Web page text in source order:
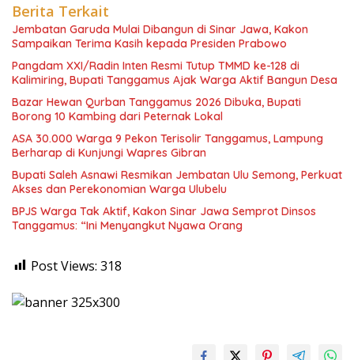
Berita Terkait
Jembatan Garuda Mulai Dibangun di Sinar Jawa, Kakon
Sampaikan Terima Kasih kepada Presiden Prabowo
Pangdam XXI/Radin Inten Resmi Tutup TMMD ke-128 di
Kalimiring, Bupati Tanggamus Ajak Warga Aktif Bangun Desa
Bazar Hewan Qurban Tanggamus 2026 Dibuka, Bupati
Borong 10 Kambing dari Peternak Lokal
ASA 30.000 Warga 9 Pekon Terisolir Tanggamus, Lampung
Berharap di Kunjungi Wapres Gibran
Bupati Saleh Asnawi Resmikan Jembatan Ulu Semong, Perkuat
Akses dan Perekonomian Warga Ulubelu
BPJS Warga Tak Aktif, Kakon Sinar Jawa Semprot Dinsos
Tanggamus: “Ini Menyangkut Nyawa Orang
Post Views: 318